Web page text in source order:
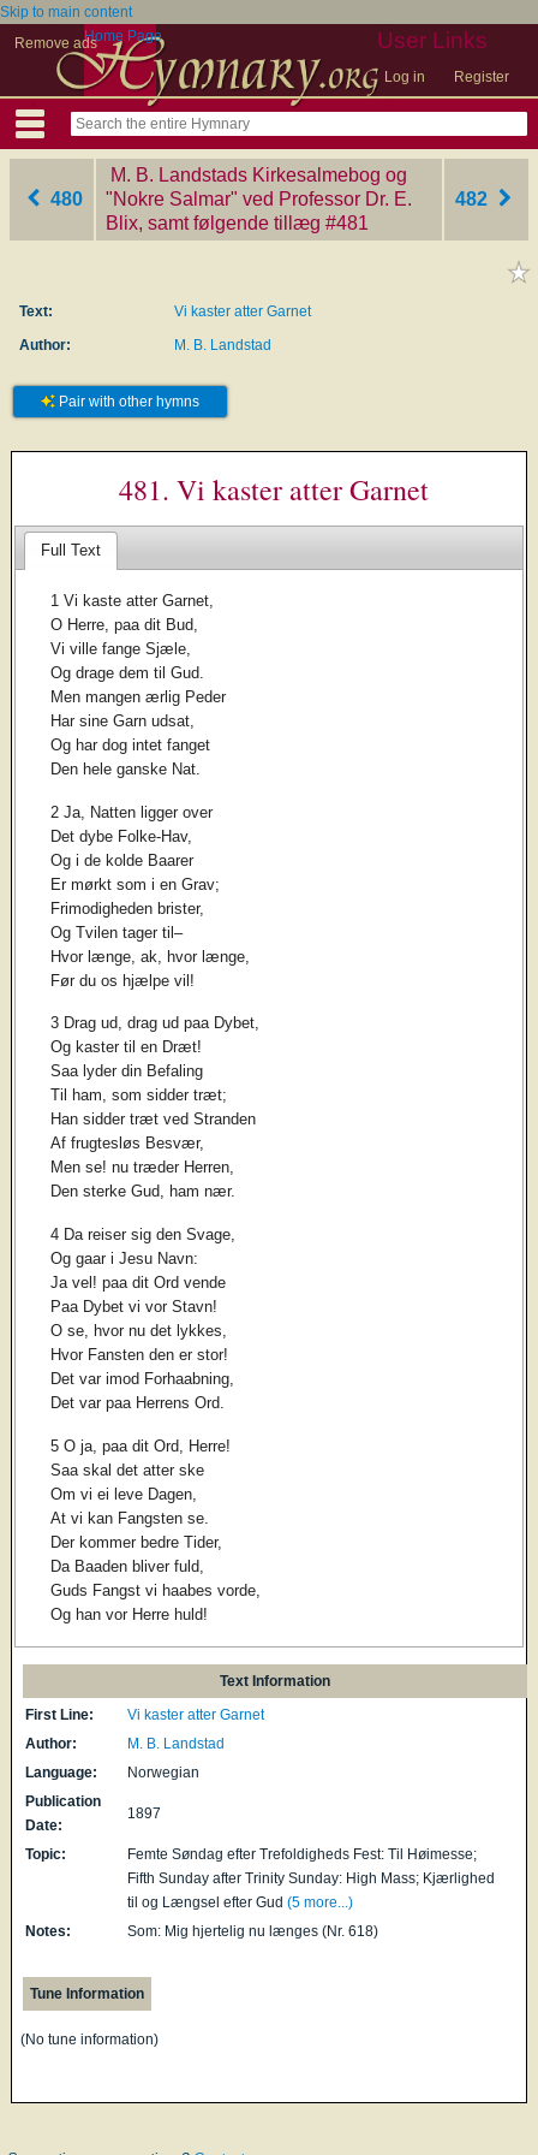
Skip to main content
Remove ads
User Links
Log in Register
Home Page
480
M. B. Landstads Kirkesalmebog og
"Nokre Salmar" ved Professor Dr. E.
Blix, samt følgende tillæg ‎#481
482
Text:
Vi kaster atter Garnet
Author:
M. B. Landstad
Pair with other hymns
481. Vi kaster atter Garnet
Full Text
1 Vi kaste atter Garnet,
O Herre, paa dit Bud,
Vi ville fange Sjæle,
Og drage dem til Gud.
Men mangen ærlig Peder
Har sine Garn udsat,
Og har dog intet fanget
Den hele ganske Nat.
2 Ja, Natten ligger over
Det dybe Folke-Hav,
Og i de kolde Baarer
Er mørkt som i en Grav;
Frimodigheden brister,
Og Tvilen tager til–
Hvor længe, ak, hvor længe,
Før du os hjælpe vil!
3 Drag ud, drag ud paa Dybet,
Og kaster til en Dræt!
Saa lyder din Befaling
Til ham, som sidder træt;
Han sidder træt ved Stranden
Af frugtesløs Besvær,
Men se! nu træder Herren,
Den sterke Gud, ham nær.
4 Da reiser sig den Svage,
Og gaar i Jesu Navn:
Ja vel! paa dit Ord vende
Paa Dybet vi vor Stavn!
O se, hvor nu det lykkes,
Hvor Fansten den er stor!
Det var imod Forhaabning,
Det var paa Herrens Ord.
5 O ja, paa dit Ord, Herre!
Saa skal det atter ske
Om vi ei leve Dagen,
At vi kan Fangsten se.
Der kommer bedre Tider,
Da Baaden bliver fuld,
Guds Fangst vi haabes vorde,
Og han vor Herre huld!
Text Information
First Line:
Vi kaster atter Garnet
Author:
M. B. Landstad
Language:
Norwegian
Publication
Date:
1897
Topic:
Femte Søndag efter Trefoldigheds Fest: Til Høimesse;
Fifth Sunday after Trinity Sunday: High Mass; Kjærlighed
til og Længsel efter Gud (5 more...)
Notes:
Som: Mig hjertelig nu længes (Nr. 618)
Tune Information
(No tune information)